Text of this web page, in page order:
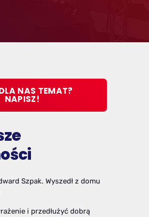
NAS TEMAT?
NAPISZ!
Szpak. Wyszedł z domu
i przedłużyć dobrą